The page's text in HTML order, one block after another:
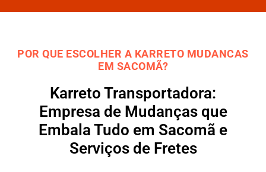
POR QUE ESCOLHER A KARRETO MUDANCAS
EM SACOMÃ?
Karreto Transportadora:
Empresa de Mudanças que
Embala Tudo em Sacomã e
Serviços de Fretes